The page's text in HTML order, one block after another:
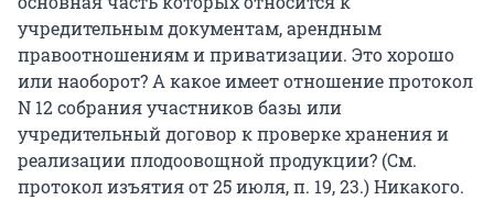
учредительным документам, арендным
правоотношениям и приватизации. Это хорошо
или наоборот? А какое имеет отношение протокол
N 12 собрания участников базы или
учредительный договор к проверке хранения и
реализации плодоовощной продукции? (См.
протокол изъятия от 25 июля, п. 19, 23.) Никакого.